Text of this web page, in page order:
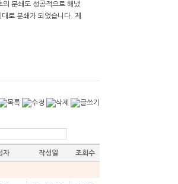
의 분쇄도 성공적으로 해냈
로 분쇄가 되었습니다. 제
자 작성일 조회수